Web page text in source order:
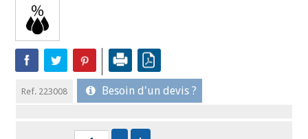
Ref. 223008 Besoin d'un devis ?